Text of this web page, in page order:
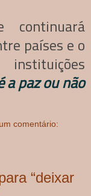
países e o
a paz ou não
comentário:
“deixar